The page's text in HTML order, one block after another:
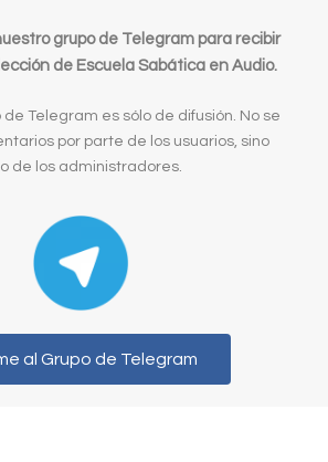
grupo de Telegram para recibir
de Escuela Sabática en Audio.
de Telegram es sólo de difusión. No se
por parte de los usuarios, sino
de los administradores.
al Grupo de Telegram